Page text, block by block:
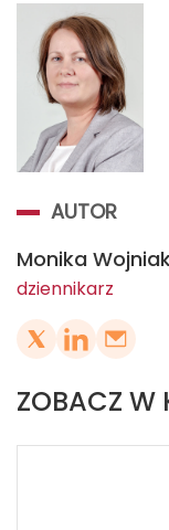
AUTOR
Monika
dziennikarz
ZOBACZ W